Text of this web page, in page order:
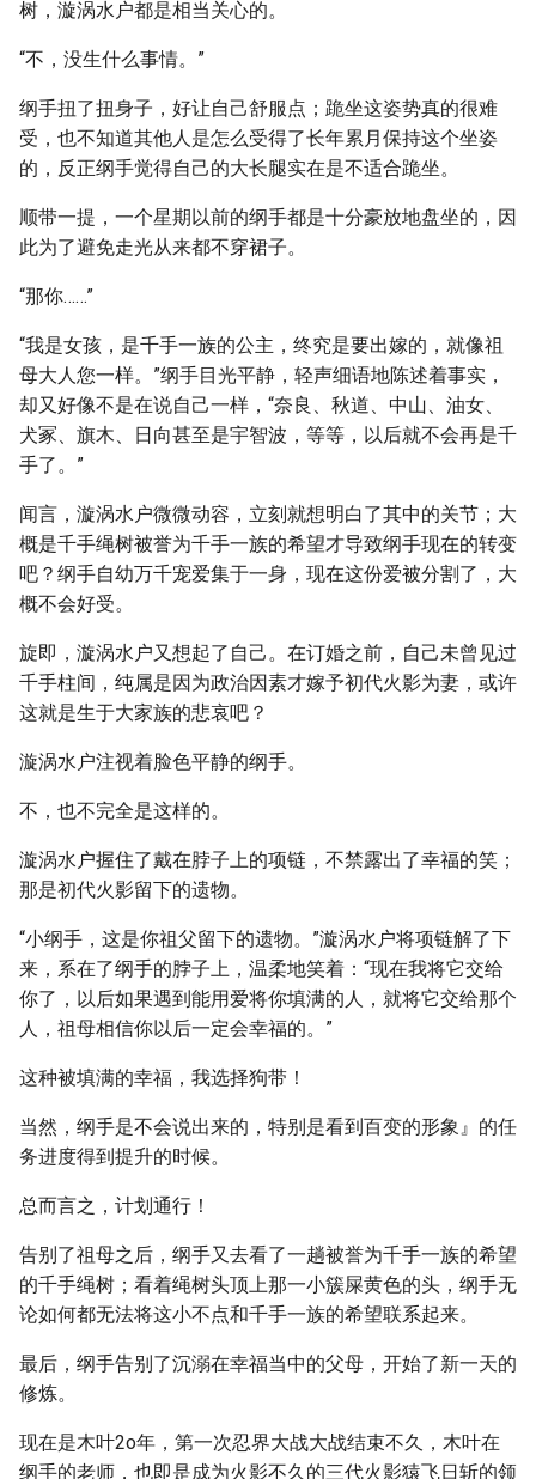
树，漩涡水户都是相当关心的。
“不，没生什么事情。”
纲手扭了扭身子，好让自己舒服点；跪坐这姿势真的很难
受，也不知道其他人是怎么受得了长年累月保持这个坐姿
的，反正纲手觉得自己的大长腿实在是不适合跪坐。
顺带一提，一个星期以前的纲手都是十分豪放地盘坐的，因
此为了避免走光从来都不穿裙子。
“那你……”
“我是女孩，是千手一族的公主，终究是要出嫁的，就像祖
母大人您一样。”纲手目光平静，轻声细语地陈述着事实，
却又好像不是在说自己一样，“奈良、秋道、中山、油女、
犬冢、旗木、日向甚至是宇智波，等等，以后就不会再是千
手了。”
闻言，漩涡水户微微动容，立刻就想明白了其中的关节；大
概是千手绳树被誉为千手一族的希望才导致纲手现在的转变
吧？纲手自幼万千宠爱集于一身，现在这份爱被分割了，大
概不会好受。
旋即，漩涡水户又想起了自己。在订婚之前，自己未曾见过
千手柱间，纯属是因为政治因素才嫁予初代火影为妻，或许
这就是生于大家族的悲哀吧？
漩涡水户注视着脸色平静的纲手。
不，也不完全是这样的。
漩涡水户握住了戴在脖子上的项链，不禁露出了幸福的笑；
那是初代火影留下的遗物。
“小纲手，这是你祖父留下的遗物。”漩涡水户将项链解了下
来，系在了纲手的脖子上，温柔地笑着：“现在我将它交给
你了，以后如果遇到能用爱将你填满的人，就将它交给那个
人，祖母相信你以后一定会幸福的。”
这种被填满的幸福，我选择狗带！
当然，纲手是不会说出来的，特别是看到百变的形象』的任
务进度得到提升的时候。
总而言之，计划通行！
告别了祖母之后，纲手又去看了一趟被誉为千手一族的希望
的千手绳树；看着绳树头顶上那一小簇屎黄色的头，纲手无
论如何都无法将这小不点和千手一族的希望联系起来。
最后，纲手告别了沉溺在幸福当中的父母，开始了新一天的
修炼。
现在是木叶2o年，第一次忍界大战大战结束不久，木叶在
纲手的老师，也即是成为火影不久的三代火影猿飞日斩的领